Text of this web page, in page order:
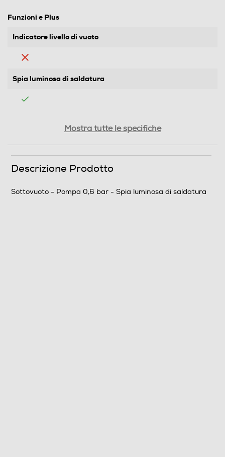
Funzioni e Plus
Indicatore livello di vuoto
Spia luminosa di saldatura
Piccolo, portatile e facile da pulire: FRESH QUALITY
ingombrante in confronto ai normali sottovuoto in
Mostra tutte le specifiche
Descrizione Prodotto
Sottovuoto - Pompa 0,6 bar - Spia luminosa di saldatura